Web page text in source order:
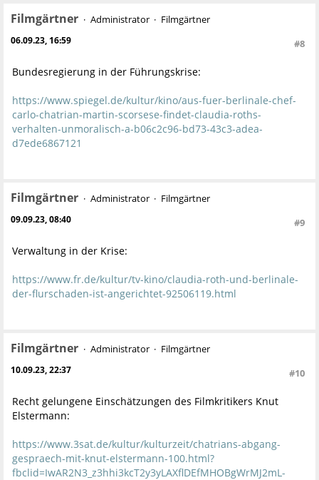
Filmgärtner Administrator Filmgärtner
06.09.23, 16:59 #8
Bundesregierung in der Führungskrise:
https://www.spiegel.de/kultur/kino/aus-fuer-berlinale-chef-
carlo-chatrian-martin-scorsese-findet-claudia-roths-
verhalten-unmoralisch-a-b06c2c96-bd73-43c3-adea-
d7ede6867121
Filmgärtner Administrator Filmgärtner
09.09.23, 08:40 #9
Verwaltung in der Krise:
https://www.fr.de/kultur/tv-kino/claudia-roth-und-berlinale-
der-flurschaden-ist-angerichtet-92506119.html
Filmgärtner Administrator Filmgärtner
10.09.23, 22:37 #10
Recht gelungene Einschätzungen des Filmkritikers Knut
Elstermann:
https://www.3sat.de/kultur/kulturzeit/chatrians-abgang-
gespraech-mit-knut-elstermann-100.html?
fbclid=IwAR2N3_z3hhi3kcT2y3yLAXflDEfMHOBgWrMJ2mL-